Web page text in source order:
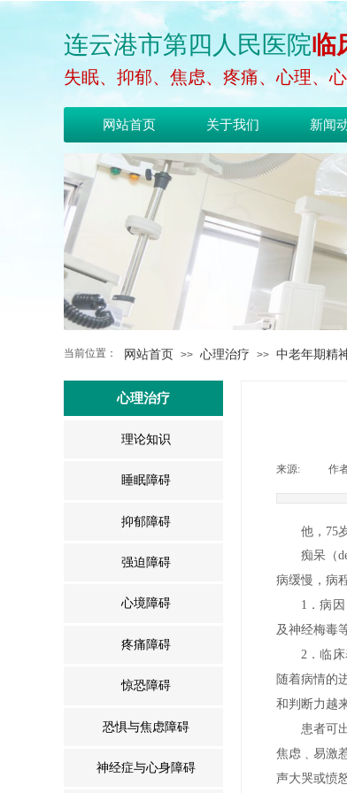
失眠、抑郁、焦虑、疼痛、心理、
连云港市第四人 民医院临
网站首页 关于我们 新闻
当前位置： 网站首页 >> 心理治疗 >> 中老年期精
来源: 作
他， 75
痴呆（
病缓慢，病
1．病
及神经梅毒
2．临
随着病情的
和判断力越
患者可
焦虑﹑易激
声大哭或愤
理论知识
睡眠障碍
抑郁障碍
强迫障碍
心境障碍
疼痛障碍
惊恐障碍
恐惧与焦虑障碍
神经症与心身障碍
心理治疗